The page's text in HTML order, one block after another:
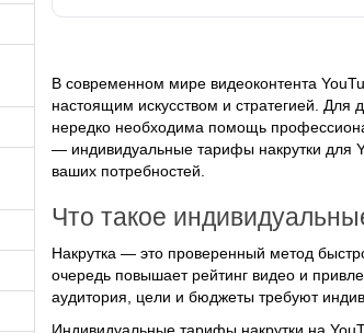
В современном мире видеоконтента
настоящим искусством и стратегией. Для
нередко необходима помощь
— индивидуальные тарифы накрутки для
ваших потребностей.
Что такое
Накрутка — это проверенный метод
очередь повышает рейтинг видео и
аудитория, цели и бюджеты требуют
Индивидуальные тарифы накрутки на